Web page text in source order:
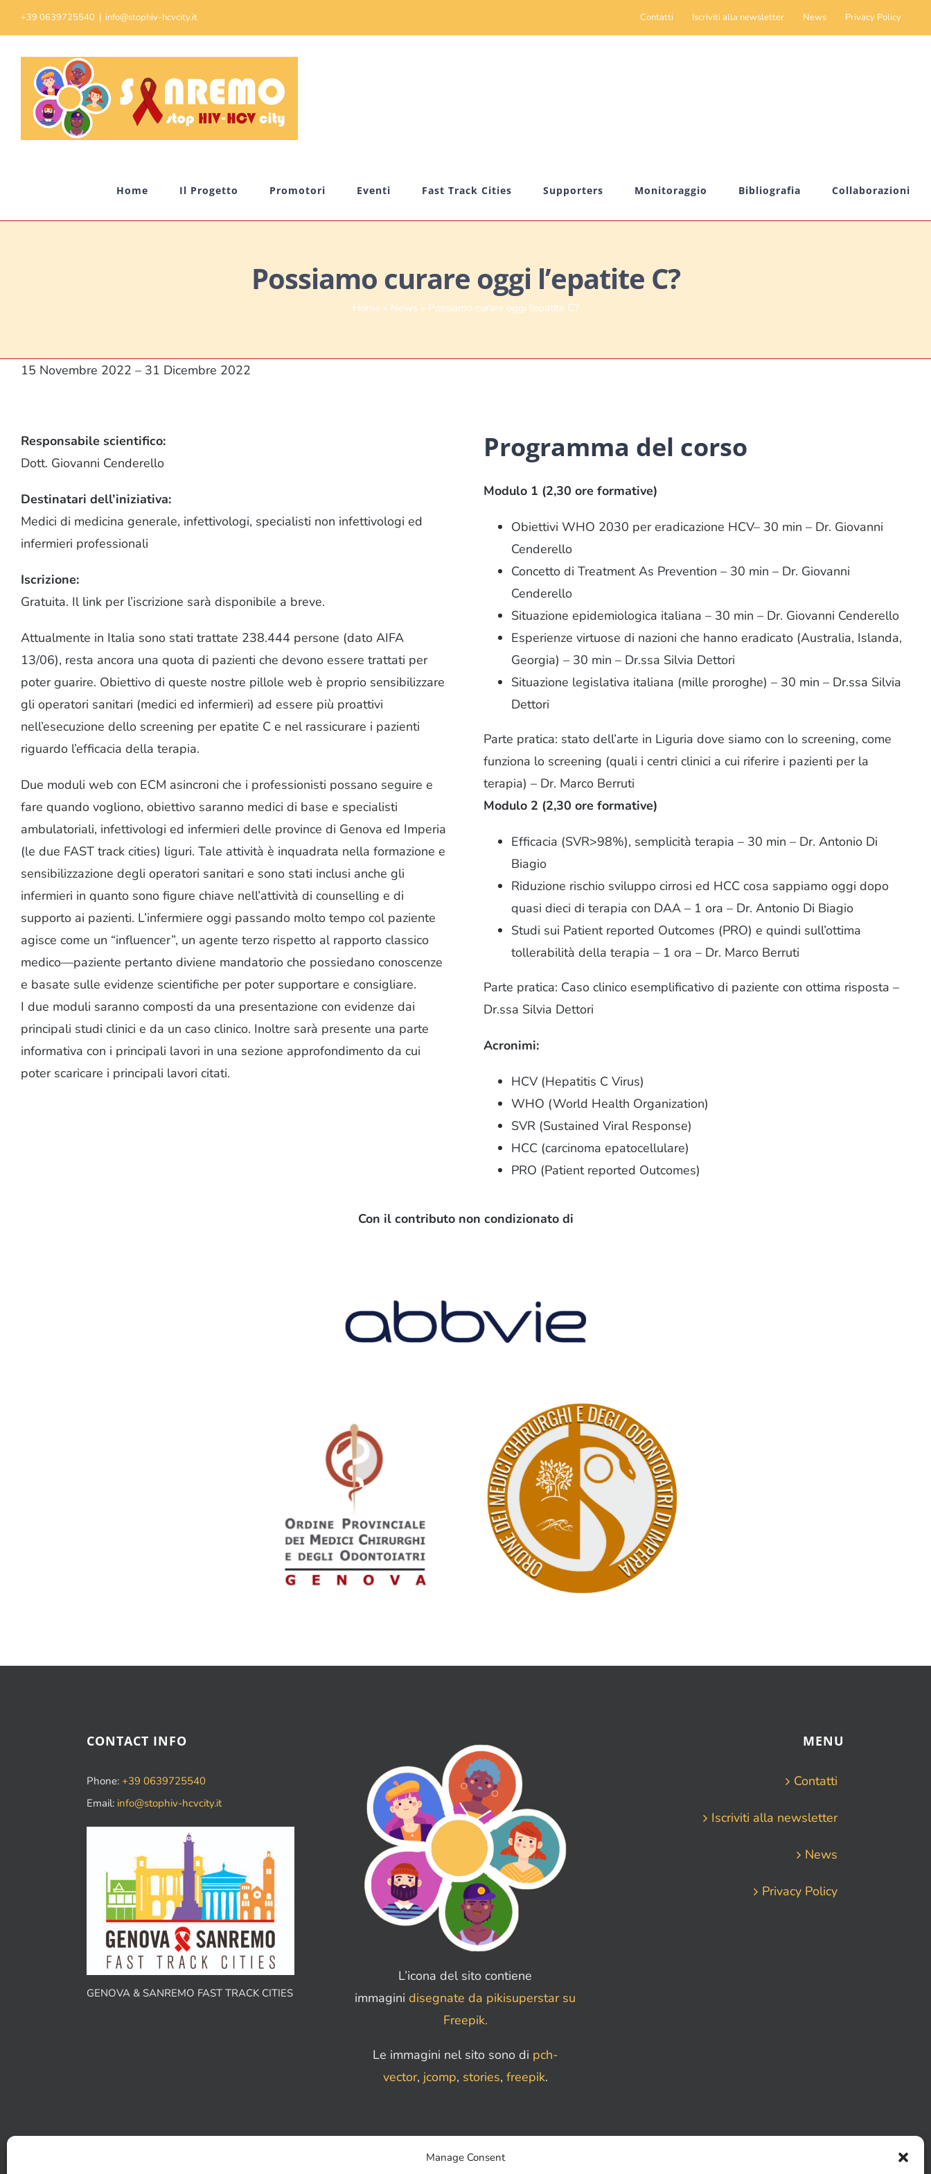
Manage Consent
to
content
+39 0639725540 | info@stophiv-hcvcity.it Contatti Iscriviti alla newsletter News Privacy Policy
Home Il Progetto Promotori Eventi Fast Track Cities Supporters Monitoraggio Bibliografia Collaborazioni
Possiamo curare oggi l’epatite C?
Home » News » Possiamo curare oggi l’epatite C?
15 Novembre 2022 – 31 Dicembre 2022
Responsabile scientifico:
Dott. Giovanni Cenderello
Destinatari dell’iniziativa:
Medici di medicina generale, infettivologi, specialisti non infettivologi ed
infermieri professionali
Iscrizione:
Gratuita. Il link per l’iscrizione sarà disponibile a breve.
Attualmente in Italia sono stati trattate 238.444 persone (dato AIFA
13/06), resta ancora una quota di pazienti che devono essere trattati per
poter guarire. Obiettivo di queste nostre pillole web è proprio sensibilizzare
gli operatori sanitari (medici ed infermieri) ad essere più proattivi
nell’esecuzione dello screening per epatite C e nel rassicurare i pazienti
riguardo l’efficacia della terapia.
Due moduli web con ECM asincroni che i professionisti possano seguire e
fare quando vogliono, obiettivo saranno medici di base e specialisti
ambulatoriali, infettivologi ed infermieri delle province di Genova ed Imperia
(le due FAST track cities) liguri. Tale attività è inquadrata nella formazione e
sensibilizzazione degli operatori sanitari e sono stati inclusi anche gli
infermieri in quanto sono figure chiave nell’attività di counselling e di
supporto ai pazienti. L’infermiere oggi passando molto tempo col paziente
agisce come un “influencer”, un agente terzo rispetto al rapporto classico
medico—paziente pertanto diviene mandatorio che possiedano conoscenze
e basate sulle evidenze scientifiche per poter supportare e consigliare.
I due moduli saranno composti da una presentazione con evidenze dai
principali studi clinici e da un caso clinico. Inoltre sarà presente una parte
informativa con i principali lavori in una sezione approfondimento da cui
poter scaricare i principali lavori citati.
Programma del corso
Modulo 1 (2,30 ore formative)
Obiettivi WHO 2030 per eradicazione HCV– 30 min – Dr. Giovanni
Cenderello
Concetto di Treatment As Prevention – 30 min – Dr. Giovanni
Cenderello
Situazione epidemiologica italiana – 30 min – Dr. Giovanni Cenderello
Esperienze virtuose di nazioni che hanno eradicato (Australia, Islanda,
Georgia) – 30 min – Dr.ssa Silvia Dettori
Situazione legislativa italiana (mille proroghe) – 30 min – Dr.ssa Silvia
Dettori
Parte pratica: stato dell’arte in Liguria dove siamo con lo screening, come
funziona lo screening (quali i centri clinici a cui riferire i pazienti per la
terapia) – Dr. Marco Berruti
Modulo 2 (2,30 ore formative)
Efficacia (SVR>98%), semplicità terapia – 30 min – Dr. Antonio Di
Biagio
Riduzione rischio sviluppo cirrosi ed HCC cosa sappiamo oggi dopo
quasi dieci di terapia con DAA – 1 ora – Dr. Antonio Di Biagio
Studi sui Patient reported Outcomes (PRO) e quindi sull’ottima
tollerabilità della terapia – 1 ora – Dr. Marco Berruti
Parte pratica: Caso clinico esemplificativo di paziente con ottima risposta –
Dr.ssa Silvia Dettori
Acronimi:
HCV (Hepatitis C Virus)
WHO (World Health Organization)
SVR (Sustained Viral Response)
HCC (carcinoma epatocellulare)
PRO (Patient reported Outcomes)
Con il contributo non condizionato di
CONTACT INFO
Phone: +39 0639725540
Email: info@stophiv-hcvcity.it
GENOVA & SANREMO FAST TRACK CITIES
L’icona del sito contiene
immaginidisegnate da pikisuperstar su
Freepik.
Le immagini nel sito sono di pch-
vector, jcomp, stories, freepik.
MENU
Contatti
Iscriviti alla newsletter
News
Privacy Policy